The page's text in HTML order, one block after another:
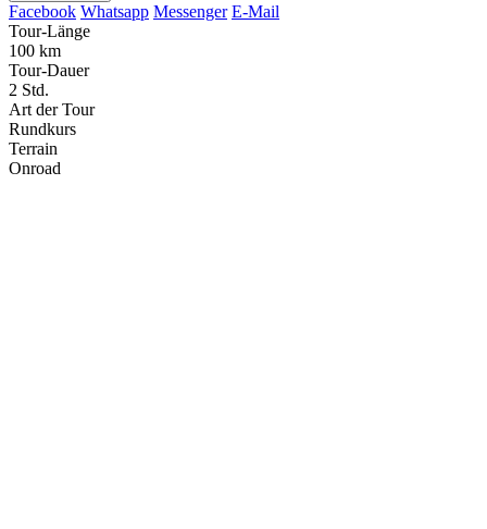
Facebook Whatsapp Messenger E-Mail
Tour-Länge
100 km
Tour-Dauer
2 Std.
Art der Tour
Rundkurs
Terrain
Onroad